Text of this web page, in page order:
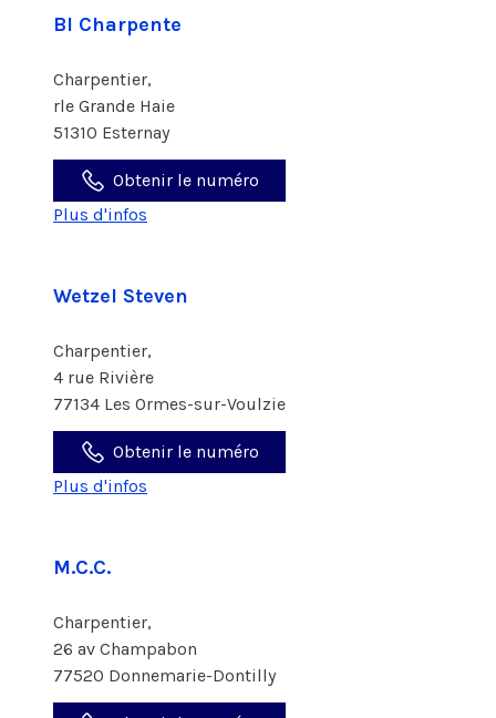
Bl Charpente
Charpentier,
rle Grande Haie
51310 Esternay
Obtenir le numéro
Plus d'infos
Wetzel Steven
Charpentier,
4 rue Rivière
77134 Les Ormes-sur-Voulzie
Obtenir le numéro
Plus d'infos
M.C.C.
Charpentier,
26 av Champabon
77520 Donnemarie-Dontilly